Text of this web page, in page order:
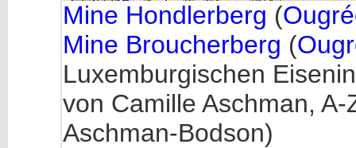
Mine Hondlerberg (
Mine Broucherberg (
Luxemburgischen
von Camille Aschman,
Aschman-Bodson)